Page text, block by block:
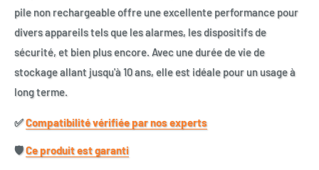
pile non rechargeable offre une excellente performance pour
divers appareils tels que les alarmes, les dispositifs de
sécurité, et bien plus encore. Avec une durée de vie de
stockage allant jusqu'à 10 ans, elle est idéale pour un usage à
long terme.
✅​Compatibilité vérifiée par nos experts
🛡️​Ce produit est garanti